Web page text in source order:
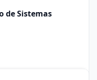
de Sistemas